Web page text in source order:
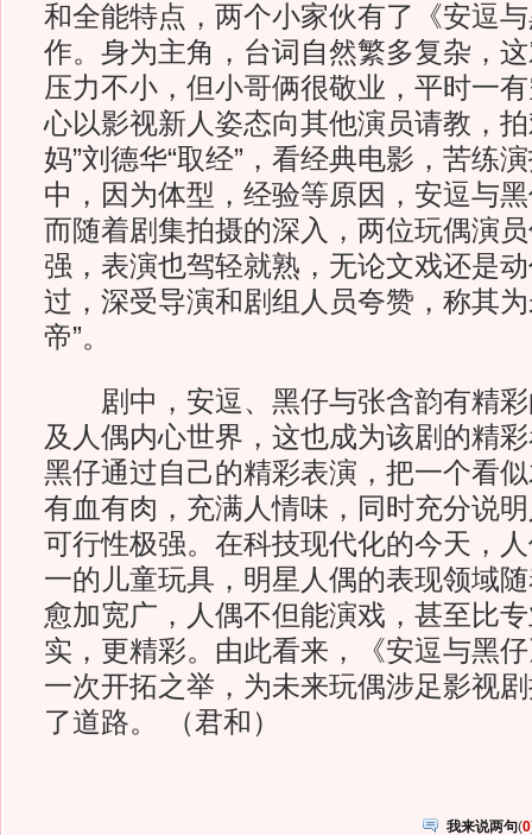
和全能特点，两个小家伙有了《安逗
作。身为主角，台词自然繁多复杂，
压力不小，但小哥俩很敬业，平时一
心以影视新人姿态向其他演员请教，
妈”刘德华“取经”，看经典电影，苦练
中，因为体型，经验等原因，安逗与
而随着剧集拍摄的深入，两位玩偶演
强，表演也驾轻就熟，无论文戏还是
过，深受导演和剧组人员夸赞，称其
帝”。
剧中，安逗、黑仔与张含韵有精彩
及人偶内心世界，这也成为该剧的精
黑仔通过自己的精彩表演，把一个看
有血有肉，充满人情味，同时充分说
可行性极强。在科技现代化的今天，
一的儿童玩具，明星人偶的表现领域
愈加宽广，人偶不但能演戏，甚至比
实，更精彩。由此看来，《安逗与黑
一次开拓之举，为未来玩偶涉足影视
了道路。 （君和）
我来说两句(0